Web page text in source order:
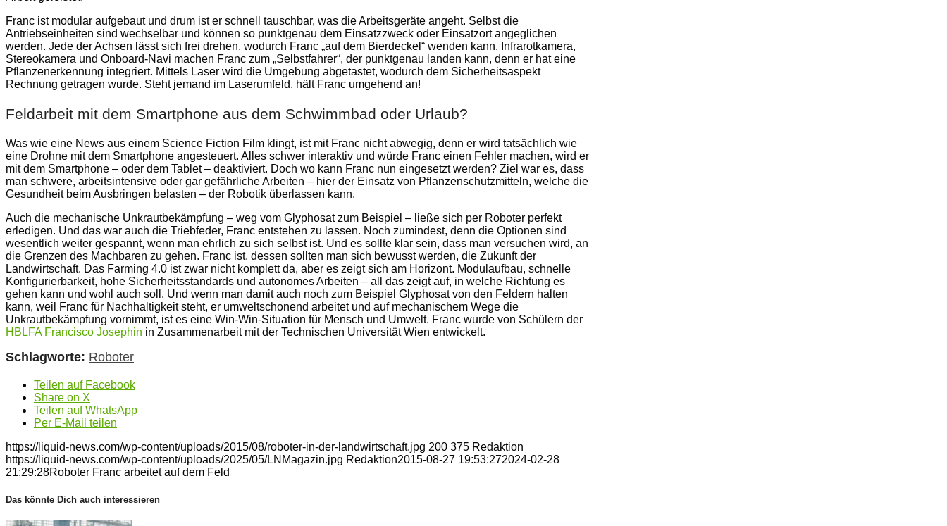
Franc ist modular aufgebaut und drum ist er schnell tauschbar, was die Arbeitsgeräte angeht. Selbst die
Antriebseinheiten sind wechselbar und können so punktgenau dem Einsatzzweck oder Einsatzort angeglichen
werden. Jede der Achsen lässt sich frei drehen, wodurch Franc „auf dem Bierdeckel“ wenden kann. Infrarotkamera,
Stereokamera und Onboard-Navi machen Franc zum „Selbstfahrer“, der punktgenau landen kann, denn er hat eine
Pflanzenerkennung integriert. Mittels Laser wird die Umgebung abgetastet, wodurch dem Sicherheitsaspekt
Rechnung getragen wurde. Steht jemand im Laserumfeld, hält Franc umgehend an!
Feldarbeit mit dem Smartphone aus dem Schwimmbad oder Urlaub?
Was wie eine News aus einem Science Fiction Film klingt, ist mit Franc nicht abwegig, denn er wird tatsächlich wie
eine Drohne mit dem Smartphone angesteuert. Alles schwer interaktiv und würde Franc einen Fehler machen, wird er
mit dem Smartphone – oder dem Tablet – deaktiviert. Doch wo kann Franc nun eingesetzt werden? Ziel war es, dass
man schwere, arbeitsintensive oder gar gefährliche Arbeiten – hier der Einsatz von Pflanzenschutzmitteln, welche die
Gesundheit beim Ausbringen belasten – der Robotik überlassen kann.
Auch die mechanische Unkrautbekämpfung – weg vom Glyphosat zum Beispiel – ließe sich per Roboter perfekt
erledigen. Und das war auch die Triebfeder, Franc entstehen zu lassen. Noch zumindest, denn die Optionen sind
wesentlich weiter gespannt, wenn man ehrlich zu sich selbst ist. Und es sollte klar sein, dass man versuchen wird, an
die Grenzen des Machbaren zu gehen. Franc ist, dessen sollten man sich bewusst werden, die Zukunft der
Landwirtschaft. Das Farming 4.0 ist zwar nicht komplett da, aber es zeigt sich am Horizont. Modulaufbau, schnelle
Konfigurierbarkeit, hohe Sicherheitsstandards und autonomes Arbeiten – all das zeigt auf, in welche Richtung es
gehen kann und wohl auch soll. Und wenn man damit auch noch zum Beispiel Glyphosat von den Feldern halten
kann, weil Franc für Nachhaltigkeit steht, er umweltschonend arbeitet und auf mechanischem Wege die
Unkrautbekämpfung vornimmt, ist es eine Win-Win-Situation für Mensch und Umwelt. Franc wurde von Schülern der
HBLFA Francisco Josephin in Zusammenarbeit mit der Technischen Universität Wien entwickelt.
Schlagworte: Roboter
Teilen auf Facebook
Share on X
Teilen auf WhatsApp
Per E-Mail teilen
https://liquid-news.com/wp-content/uploads/2015/08/roboter-in-der-landwirtschaft.jpg 200 375 Redaktion
https://liquid-news.com/wp-content/uploads/2025/05/LNMagazin.jpg Redaktion2015-08-27 19:53:272024-02-28
21:29:28Roboter Franc arbeitet auf dem Feld
Das könnte Dich auch interessieren